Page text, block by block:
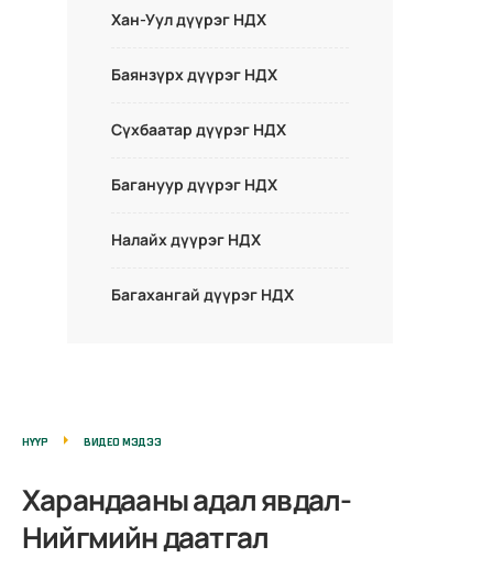
Хан-Уул дүүрэг НДХ
Баянзүрх дүүрэг НДХ
Сүхбаатар дүүрэг НДХ
Багануур дүүрэг НДХ
Налайх дүүрэг НДХ
Багахангай дүүрэг НДХ
НҮҮР ВИДЕО МЭДЭЭ
Харандааны адал явдал-
Нийгмийн даатгал